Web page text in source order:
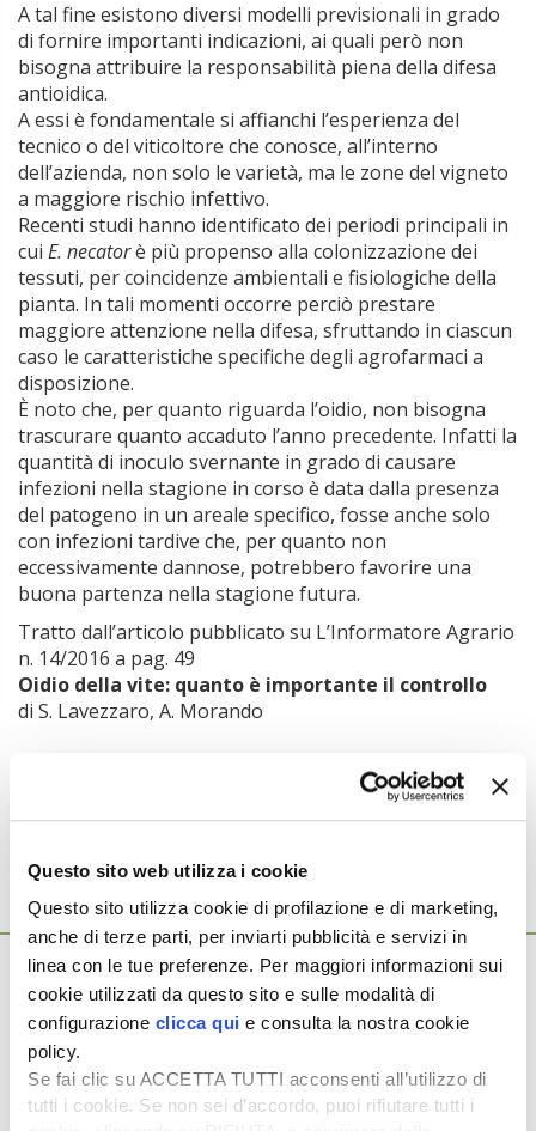
Questo sito web utilizza i cookie
Questo sito utilizza cookie di profilazione e di marketing,
anche di terze parti, per inviarti pubblicità e servizi in
linea con le tue preferenze. Per maggiori informazioni sui
cookie utilizzati da questo sito e sulle modalità di
configurazione clicca qui e consulta la nostra cookie
policy.
Se fai clic su ACCETTA TUTTI acconsenti all’utilizzo di
tutti i cookie. Se non sei d’accordo, puoi rifiutare tutti i
A tal fine esistono diversi modelli previsionali in grado
di fornire importanti indicazioni, ai quali però non
bisogna attribuire la responsabilità piena della difesa
antioidica.
A essi è fondamentale si affianchi l’esperienza del
tecnico o del viticoltore che conosce, all’interno
dell’azienda, non solo le varietà, ma le zone del vigneto
a maggiore rischio infettivo.
Recenti studi hanno identificato dei periodi principali in
cui E. necatorè più propenso alla colonizzazione dei
tessuti, per coincidenze ambientali e fisiologiche della
pianta. In tali momenti occorre perciò prestare
maggiore attenzione nella difesa, sfruttando in ciascun
caso le caratteristiche specifiche degli agrofarmaci a
disposizione.
È noto che, per quanto riguarda l’oidio, non bisogna
trascurare quanto accaduto l’anno precedente. Infatti la
quantità di inoculo svernante in grado di causare
infezioni nella stagione in corso è data dalla presenza
del patogeno in un areale specifico, fosse anche solo
con infezioni tardive che, per quanto non
eccessivamente dannose, potrebbero favorire una
buona partenza nella stagione futura.
Tratto dall’articolo pubblicato su L’Informatore Agrario
n. 14/2016 a pag. 49
Oidio della vite: quanto è importante il controllo
di S. Lavezzaro, A. Morando
Ti potrebbero interessare anche...
18 Ottobre 2022
Grano duro: le varietà più resistenti alle
malattie fungine
Nell’annata agraria 2021-2022 il Consiglio per la ricerca in
agricoltura e l’analisi dell’economia agraria (CREA) – Centro di
ricerca Ingegneria […]